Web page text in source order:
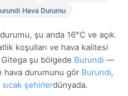
Hava Durumu
şu anda 16°C ve açık.
koşulları ve hava kalitesi
şu bölgede Burundi —
hava durumunu gör Burundi,
şehirlerdünyada.